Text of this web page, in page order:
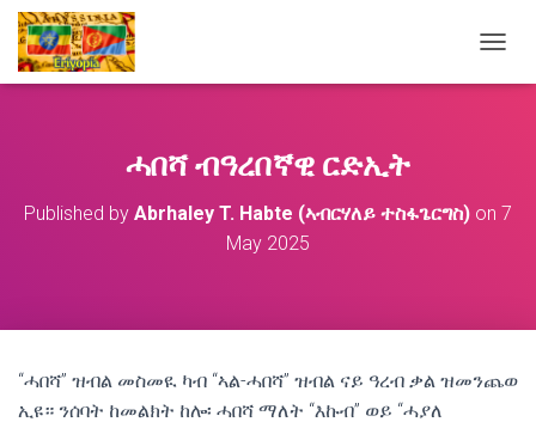
O
A
T
O
ሓበሻ ብዓረበኛዊ ርድኢት
Published by Abrhaley T. Habte (ኣብርሃለይ ተስፋጌርግስ) on 7
May 2025
“ሓበሻ” ዝብል መስመዪ ካብ “ኣል-ሓበሻ” ዝብል ናይ ዓረብ ቃል ዝመንጨወ
ኢዩ። ንሰባት ከመልክት ከሎ፡ ሓበሻ ማለት “እኩብ” ወይ “ሓያለ